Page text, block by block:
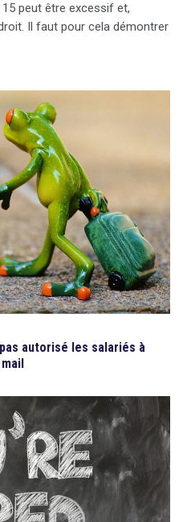
autorisé les salariés à
peut être excessif et,
Il faut pour cela démontrer